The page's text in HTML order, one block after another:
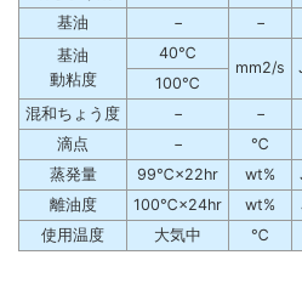
基油
− −
基油
動粘度
40℃
mm2/s
100℃
混和ちょう度
− −
滴点
− ℃
蒸発量
99℃×22hr wt%
離油度
100℃×24hr wt%
使用温度
大気中 ℃